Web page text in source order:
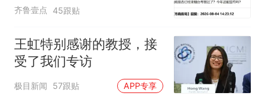
齐鲁壹点 45跟贴
王虹特别感谢的教授，接
受了我们专访
极目新闻 57跟贴 APP专享